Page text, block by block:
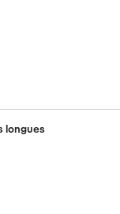
longues